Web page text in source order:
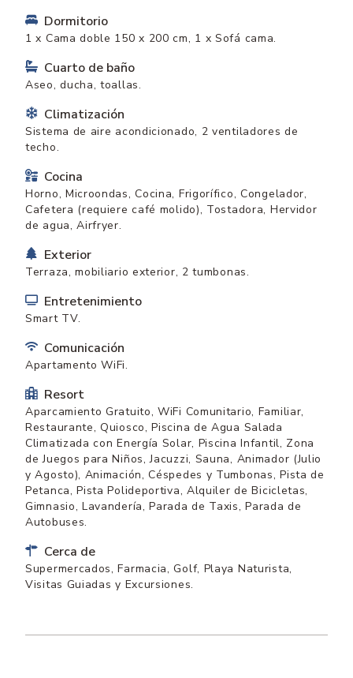
Dormitorio
1 x Cama doble 150 x 200 cm, 1 x Sofá cama.
Cuarto de baño
Aseo, ducha, toallas.
Climatización
Sistema de aire acondicionado, 2 ventiladores de
techo.
Cocina
Horno, Microondas, Cocina, Frigorífico, Congelador,
Cafetera (requiere café molido), Tostadora, Hervidor
de agua, Airfryer.
Exterior
Terraza, mobiliario exterior, 2 tumbonas.
Entretenimiento
Smart TV.
Comunicación
Apartamento WiFi.
Resort
Aparcamiento Gratuito, WiFi Comunitario, Familiar,
Restaurante, Quiosco, Piscina de Agua Salada
Climatizada con Energía Solar, Piscina Infantil, Zona
de Juegos para Niños, Jacuzzi, Sauna, Animador (Julio
y Agosto), Animación, Céspedes y Tumbonas, Pista de
Petanca, Pista Polideportiva, Alquiler de Bicicletas,
Gimnasio, Lavandería, Parada de Taxis, Parada de
Autobuses.
Cerca de
Supermercados, Farmacia, Golf, Playa Naturista,
Visitas Guiadas y Excursiones.